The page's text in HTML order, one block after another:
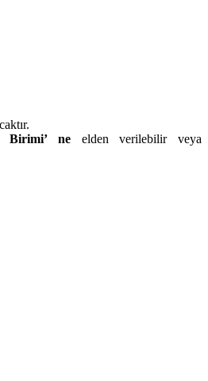
Birimi’ neelden verilebilir veya